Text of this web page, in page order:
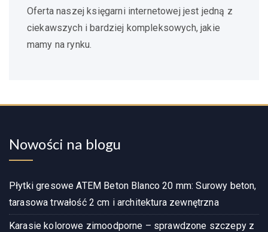
Oferta naszej księgarni internetowej jest jedną z
ciekawszych i bardziej kompleksowych, jakie
mamy na rynku.
Nowości na blogu
Płytki gresowe ATEM Beton Blanco 20 mm: Surowy beton,
tarasowa trwałość 2 cm i architektura zewnętrzna
Karasie kolorowe zimoodporne – sprawdzone szczepy z